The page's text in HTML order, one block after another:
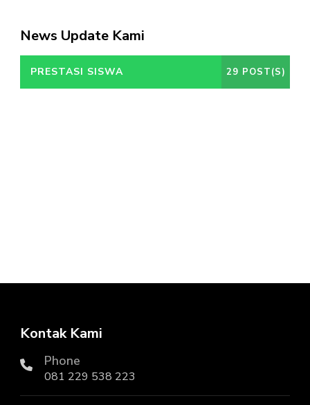
News Update Kami
PRESTASI SISWA 29 POST(S)
Kontak Kami
Phone
081 229 538 223